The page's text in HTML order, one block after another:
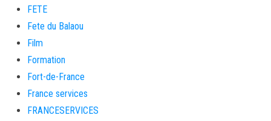
FETE
Fete du Balaou
Film
Formation
Fort-de-France
France services
FRANCESERVICES